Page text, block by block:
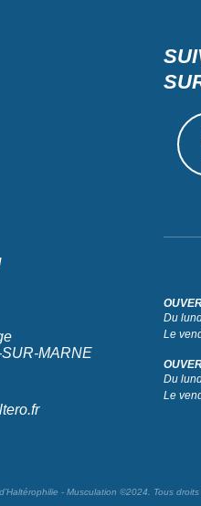
MARNE
Du
Le
Du
Le
- Musculation ©2024. Tous droits